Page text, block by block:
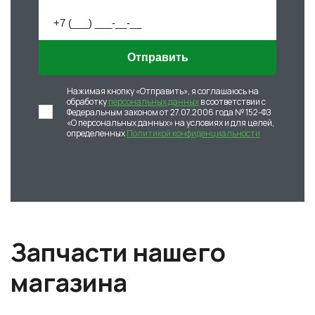
Отправить
Нажимая кнопку «Отправить», я соглашаюсь на
обработкуперсональных данныхв соответствии с
Федеральным законом от 27.07.2006 года № 152-ФЗ
«О персональных данных» на условиях и для целей,
определенныхПолитикой конфиденциальности
Запчасти нашего
магазина